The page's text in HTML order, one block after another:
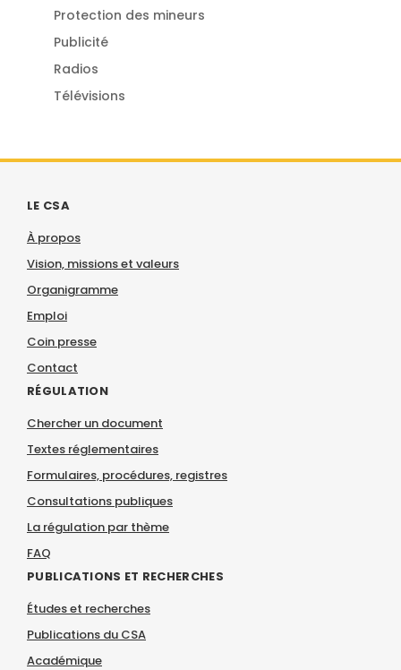
Protection des mineurs
Publicité
Radios
Télévisions
LE CSA
À propos
Vision, missions et valeurs
Organigramme
Emploi
Coin presse
Contact
RÉGULATION
Chercher un document
Textes réglementaires
Formulaires, procédures, registres
Consultations publiques
La régulation par thème
FAQ
PUBLICATIONS ET RECHERCHES
Études et recherches
Publications du CSA
Académique